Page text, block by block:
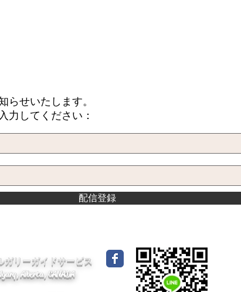
らせいたします。
力してください：
配信登録
ガリーガイドサービス
Alberta, CANADA